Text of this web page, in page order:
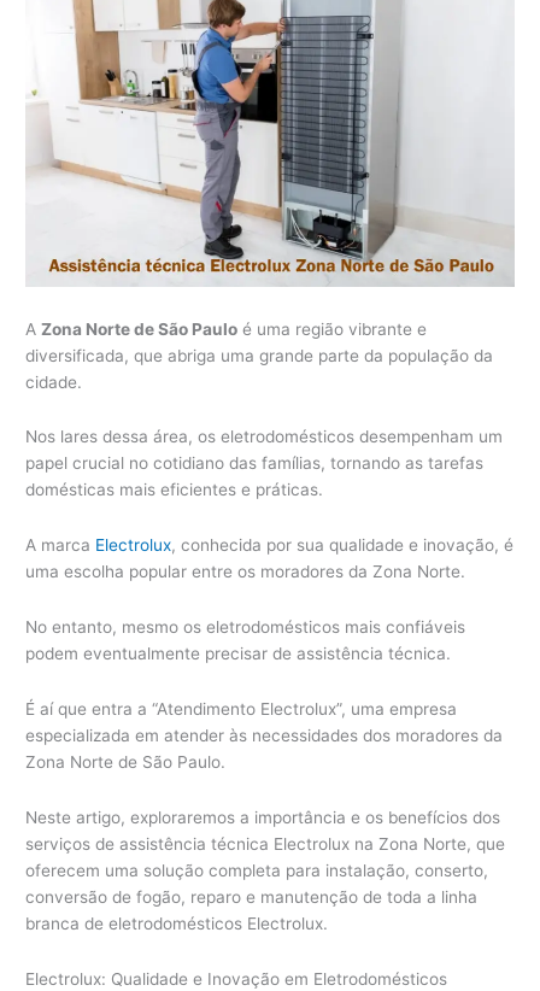
AZona Norte de São Paulo é uma região vibrante e
diversificada, que abriga uma grande parte da população da
cidade.
Nos lares dessa área, os eletrodomésticos desempenham um
papel crucial no cotidiano das famílias, tornando as tarefas
domésticas mais eficientes e práticas.
A marca Electrolux, conhecida por sua qualidade e inovação, é
uma escolha popular entre os moradores da Zona Norte.
No entanto, mesmo os eletrodomésticos mais confiáveis
podem eventualmente precisar de assistência técnica.
É aí que entra a “Atendimento Electrolux”, uma empresa
especializada em atender às necessidades dos moradores da
Zona Norte de São Paulo.
Neste artigo, exploraremos a importância e os benefícios dos
serviços de assistência técnica Electrolux na Zona Norte, que
oferecem uma solução completa para instalação, conserto,
conversão de fogão, reparo e manutenção de toda a linha
branca de eletrodomésticos Electrolux.
Electrolux: Qualidade e Inovação em Eletrodomésticos